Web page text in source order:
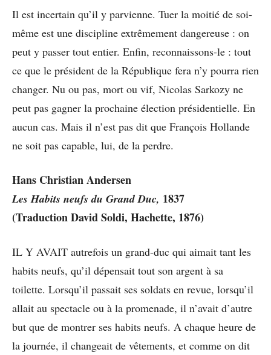
Il est incertain qu’il y parvienne. Tuer la moitié de soi-
même est une discipline extrêmement dangereuse : on
peut y passer tout entier. Enfin, reconnaissons-le : tout
ce que le président de la République fera n’y pourra rien
changer. Nu ou pas, mort ou vif, Nicolas Sarkozy ne
peut pas gagner la prochaine élection présidentielle. En
aucun cas. Mais il n’est pas dit que François Hollande
ne soit pas capable, lui, de la perdre.
Hans Christian Andersen
Les Habits neufs du Grand Duc, 1837
(Traduction David Soldi, Hachette, 1876)
IL Y AVAIT autrefois un grand-duc qui aimait tant les
habits neufs, qu’il dépensait tout son argent à sa
toilette. Lorsqu’il passait ses soldats en revue, lorsqu’il
allait au spectacle ou à la promenade, il n’avait d’autre
but que de montrer ses habits neufs. A chaque heure de
la journée, il changeait de vêtements, et comme on dit